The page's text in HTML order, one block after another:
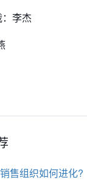
李杰
售组织如何进化?